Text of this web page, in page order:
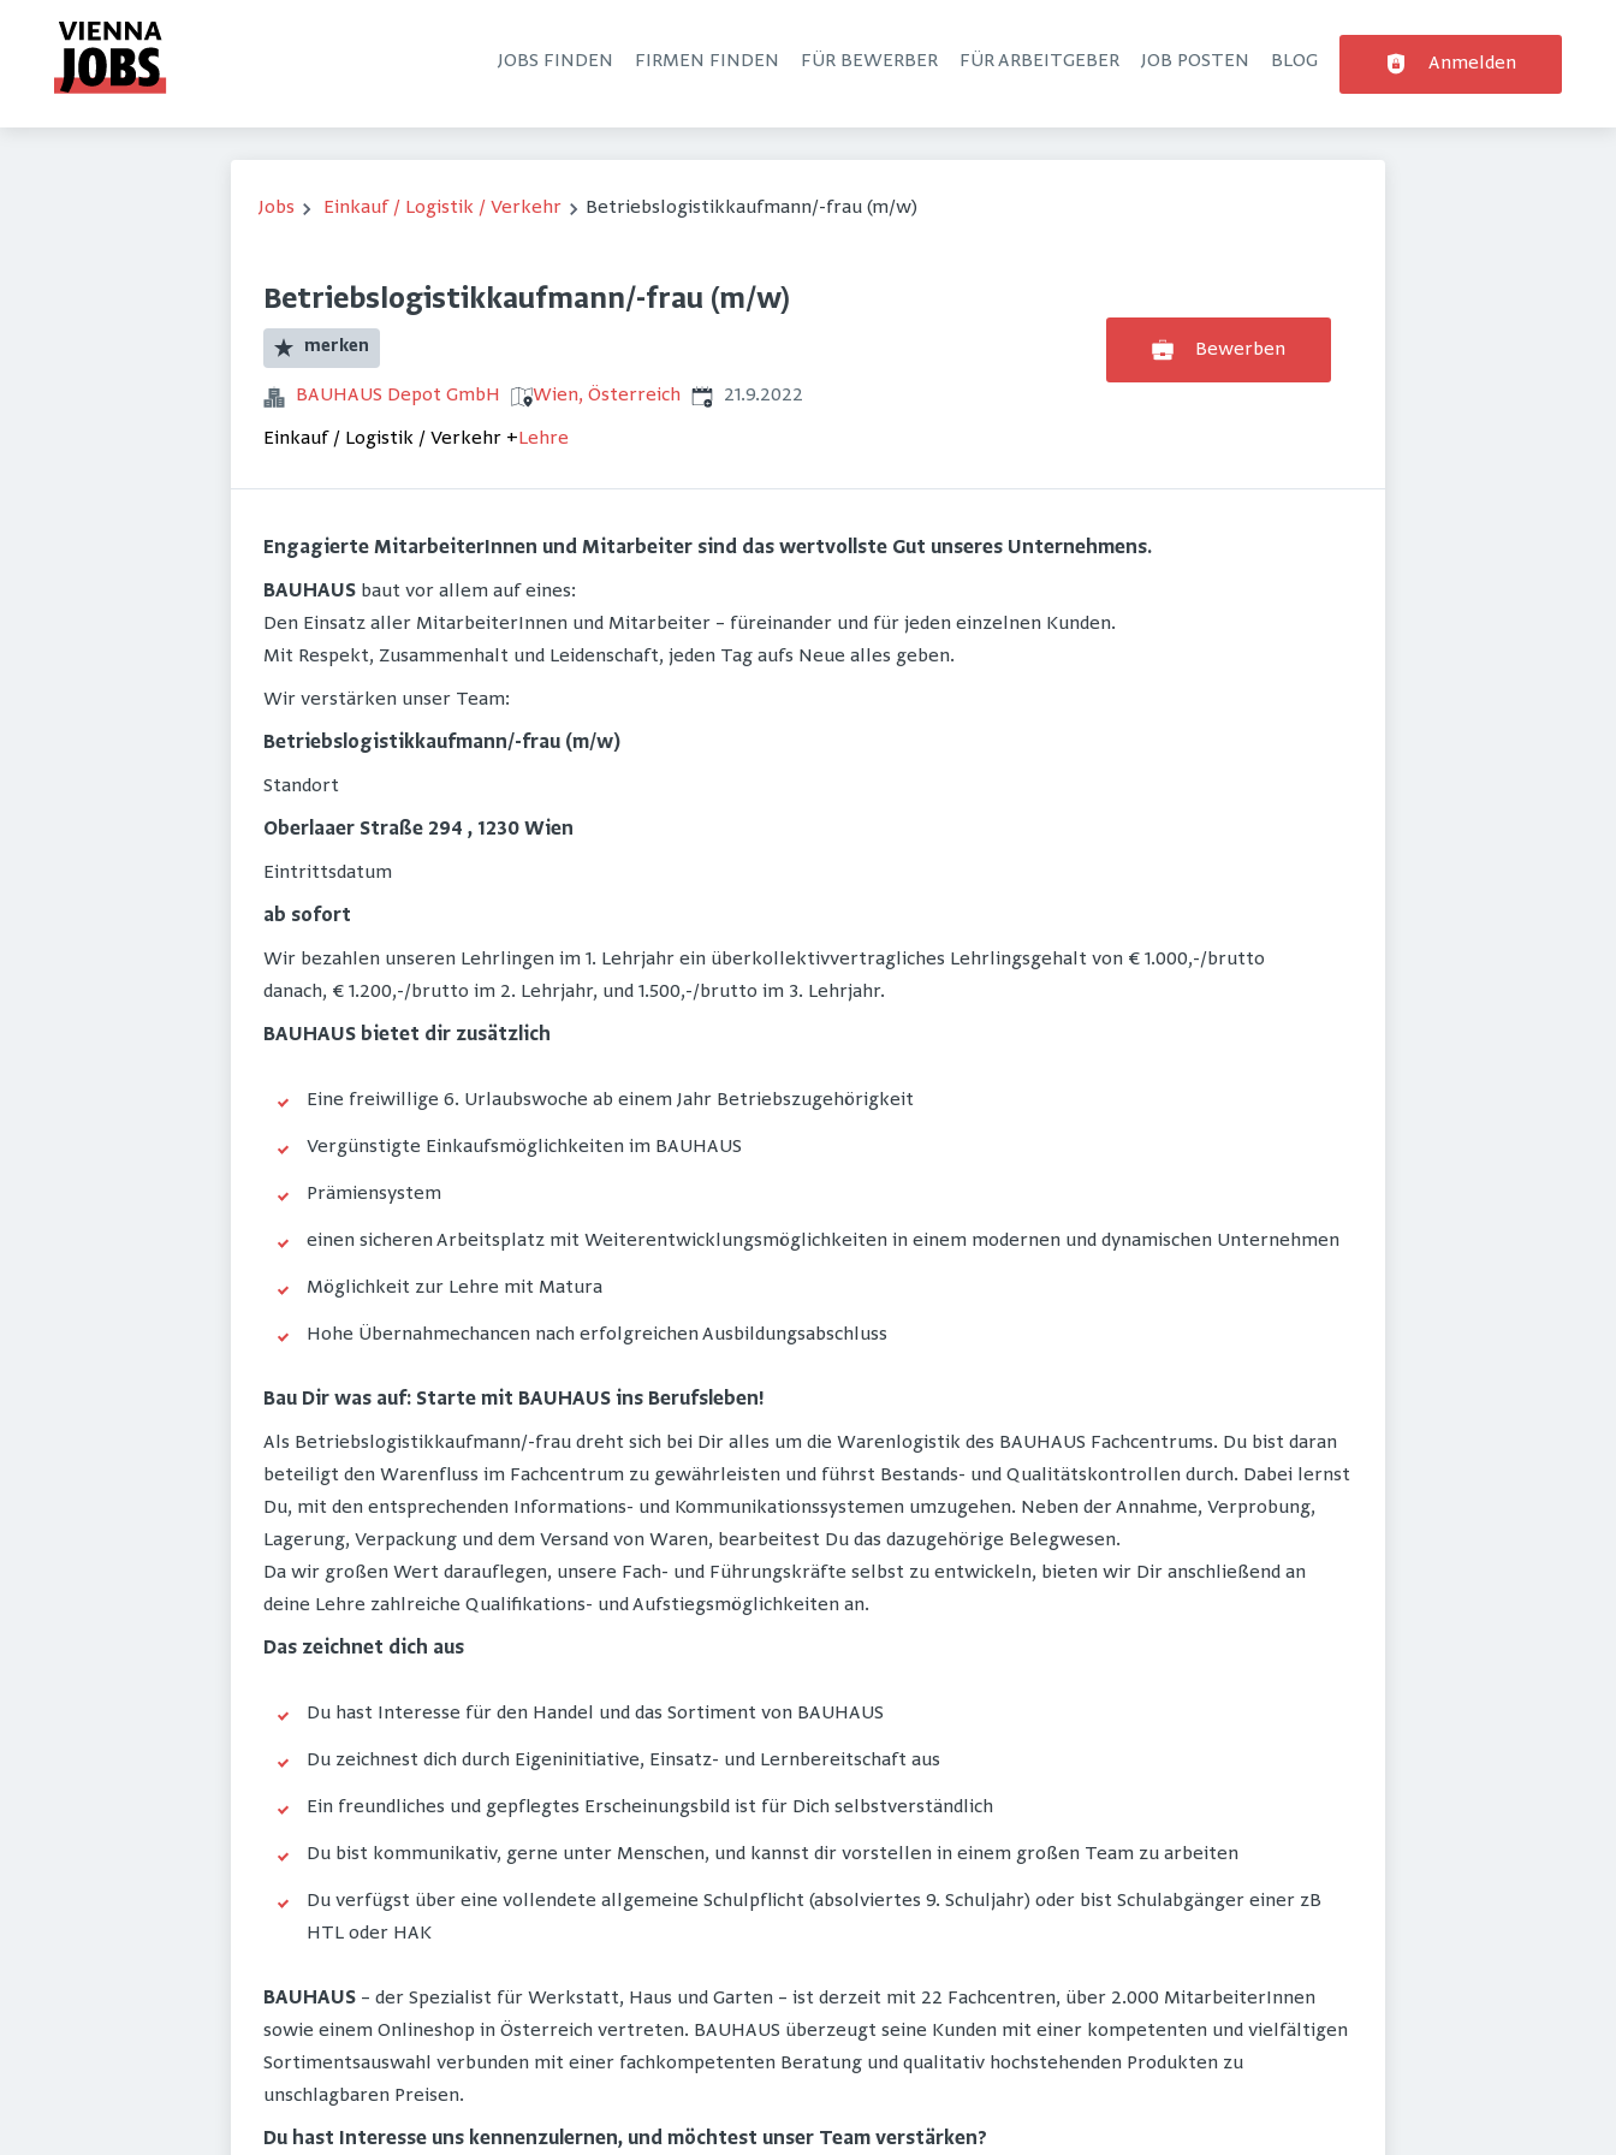
JOBS FINDEN FIRMEN FINDEN FÜR BEWERBER FÜR ARBEITGEBER JOB POSTEN BLOG Anmelden
Jobs Einkauf / Logistik / Verkehr Betriebslogistikkaufmann/-frau (m/w)
Betriebslogistikkaufmann/-frau (m/w)
merken
BAUHAUS Depot GmbH Wien, Österreich Veröffentlicht
21.9.2022
Einkauf / Logistik / Verkehr +Lehre
Bewerben
Engagierte MitarbeiterInnen und Mitarbeiter sind das wertvollste Gut unseres Unternehmens.
BAUHAUS baut vor allem auf eines:
Den Einsatz aller MitarbeiterInnen und Mitarbeiter – füreinander und für jeden einzelnen Kunden.
Mit Respekt, Zusammenhalt und Leidenschaft, jeden Tag aufs Neue alles geben.
Wir verstärken unser Team:
Betriebslogistikkaufmann/-frau (m/w)
Standort
Oberlaaer Straße 294 , 1230 Wien
Eintrittsdatum
ab sofort
Wir bezahlen unseren Lehrlingen im 1. Lehrjahr ein überkollektivvertragliches Lehrlingsgehalt von € 1.000,-/brutto
danach, € 1.200,-/brutto im 2. Lehrjahr, und 1.500,-/brutto im 3. Lehrjahr.
BAUHAUS bietet dir zusätzlich
Eine freiwillige 6. Urlaubswoche ab einem Jahr Betriebszugehörigkeit
Vergünstigte Einkaufsmöglichkeiten im BAUHAUS
Prämiensystem
einen sicheren Arbeitsplatz mit Weiterentwicklungsmöglichkeiten in einem modernen und dynamischen Unternehmen
Möglichkeit zur Lehre mit Matura
Hohe Übernahmechancen nach erfolgreichen Ausbildungsabschluss
Bau Dir was auf: Starte mit BAUHAUS ins Berufsleben!
Als Betriebslogistikkaufmann/-frau dreht sich bei Dir alles um die Warenlogistik des BAUHAUS Fachcentrums. Du bist daran
beteiligt den Warenfluss im Fachcentrum zu gewährleisten und führst Bestands- und Qualitätskontrollen durch. Dabei lernst
Du, mit den entsprechenden Informations- und Kommunikationssystemen umzugehen. Neben der Annahme, Verprobung,
Lagerung, Verpackung und dem Versand von Waren, bearbeitest Du das dazugehörige Belegwesen.
Da wir großen Wert darauflegen, unsere Fach- und Führungskräfte selbst zu entwickeln, bieten wir Dir anschließend an
deine Lehre zahlreiche Qualifikations- und Aufstiegsmöglichkeiten an.
Das zeichnet dich aus
Du hast Interesse für den Handel und das Sortiment von BAUHAUS
Du zeichnest dich durch Eigeninitiative, Einsatz- und Lernbereitschaft aus
Ein freundliches und gepflegtes Erscheinungsbild ist für Dich selbstverständlich
Du bist kommunikativ, gerne unter Menschen, und kannst dir vorstellen in einem großen Team zu arbeiten
Du verfügst über eine vollendete allgemeine Schulpflicht (absolviertes 9. Schuljahr) oder bist Schulabgänger einer zB
HTL oder HAK
BAUHAUS – der Spezialist für Werkstatt, Haus und Garten – ist derzeit mit 22 Fachcentren, über 2.000 MitarbeiterInnen
sowie einem Onlineshop in Österreich vertreten. BAUHAUS überzeugt seine Kunden mit einer kompetenten und vielfältigen
Sortimentsauswahl verbunden mit einer fachkompetenten Beratung und qualitativ hochstehenden Produkten zu
unschlagbaren Preisen.
Du hast Interesse uns kennenzulernen, und möchtest unser Team verstärken?